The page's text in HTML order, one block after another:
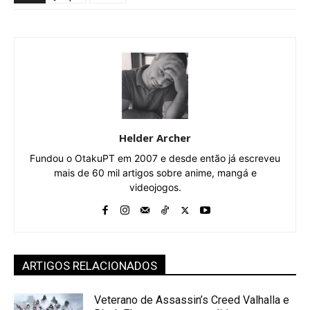
Helder Archer
Fundou o OtakuPT em 2007 e desde então já escreveu
mais de 60 mil artigos sobre anime, mangá e
videojogos.
ARTIGOS RELACIONADOS
Veterano de Assassin’s Creed Valhalla e